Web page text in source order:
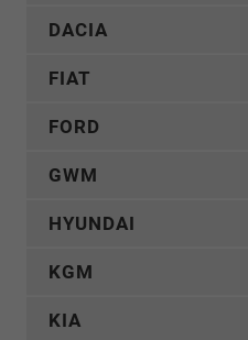
DACIA
FIAT
FORD
GWM
HYUNDAI
KGM
KIA